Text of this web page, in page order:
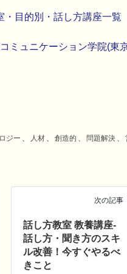
・目的別・話し方講座一覧
ミュニケーション学院(東
ジー 、 人材 、 創造的 、 問題解決 、
次の記事
話し方教室 教養講座-
話し方・聞き方のスキ
ル改善！今すぐやるべ
きこと